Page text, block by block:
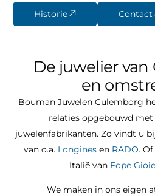
Historie
Contact
De juwelier
en
Bouman Juwelen Culemborg
relaties opgebouwd
juwelenfabrikanten. Zo vindt u
van o.a. Longines en RADO.
Italië van Fope
We maken in ons eigen